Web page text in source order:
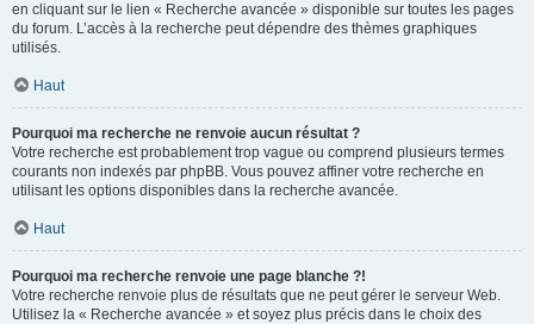
en cliquant sur le lien « Recherche avancée » disponible sur toutes les pages
du forum. L’accès à la recherche peut dépendre des thèmes graphiques
utilisés.
Haut
Pourquoi ma recherche ne renvoie aucun résultat ?
Votre recherche est probablement trop vague ou comprend plusieurs termes
courants non indexés par phpBB. Vous pouvez affiner votre recherche en
utilisant les options disponibles dans la recherche avancée.
Haut
Pourquoi ma recherche renvoie une page blanche ?!
Votre recherche renvoie plus de résultats que ne peut gérer le serveur Web.
Utilisez la « Recherche avancée » et soyez plus précis dans le choix des